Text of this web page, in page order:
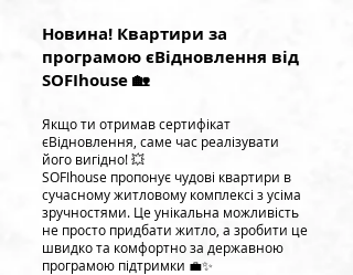
Новина! Квартири за
програмою єВідновлення від
SOFIhouse 🏡
Якщо ти отримав сертифікат
єВідновлення, саме час реалізувати
його вигідно! 💥
SOFIhouse пропонує чудові квартири в
сучасному житловому комплексі з усіма
зручностями. Це унікальна можливість
не просто придбати житло, а зробити це
швидко та комфортно за державною
програмою підтримки 💼✨